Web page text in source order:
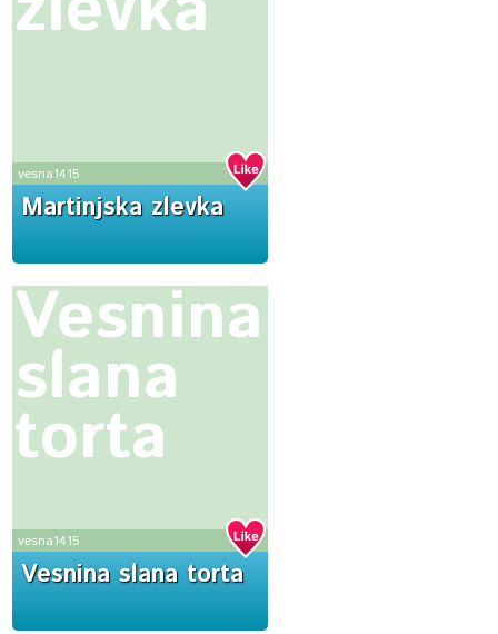
vesna1415
Martinjska zlevka
Vesnina
slana
torta
vesna1415
Vesnina slana torta